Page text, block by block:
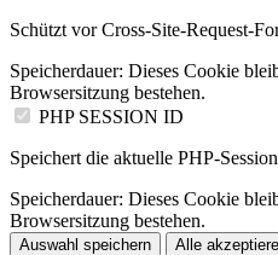
Schützt vor Cross-Site-Request-
Speicherdauer: Dieses Cookie
Browsersitzung bestehen.
PHP SESSION ID
Speichert die aktuelle PHP-
Speicherdauer: Dieses Cookie
Browsersitzung bestehen.
Auswahl speichern Alle